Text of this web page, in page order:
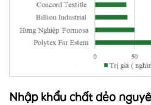
Nhập khẩu chất dẻo